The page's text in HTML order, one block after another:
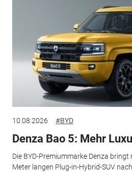
10.08.2026 #BYD
Denza Bao 5: Mehr
Die BYD-Premiummarke Denza bringt
Meter langen Plug-in-Hybrid-SUV